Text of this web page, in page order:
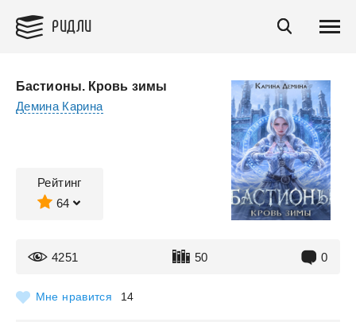
РИДЛИ
Бастионы. Кровь зимы
Демина Карина
Рейтинг
64
4251 50 0
Мне нравится 14